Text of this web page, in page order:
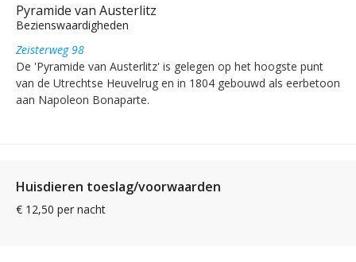
Pyramide van Austerlitz
Bezienswaardigheden
Zeisterweg 98
De 'Pyramide van Austerlitz' is gelegen op het hoogste punt
van de Utrechtse Heuvelrug en in 1804 gebouwd als eerbetoon
aan Napoleon Bonaparte.
Huisdieren toeslag/voorwaarden
€ 12,50 per nacht